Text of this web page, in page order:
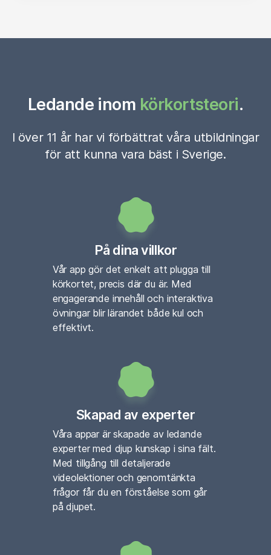
Ledande inom körkortsteori.
I över 11 år har vi förbättrat våra utbildningar
för att kunna vara bäst i Sverige.
På dina villkor
Vår app gör det enkelt att plugga till
körkortet, precis där du är. Med
engagerande innehåll och interaktiva
övningar blir lärandet både kul och
effektivt.
Skapad av experter
Våra appar är skapade av ledande
experter med djup kunskap i sina fält.
Med tillgång till detaljerade
videolektioner och genomtänkta
frågor får du en förståelse som går
på djupet.